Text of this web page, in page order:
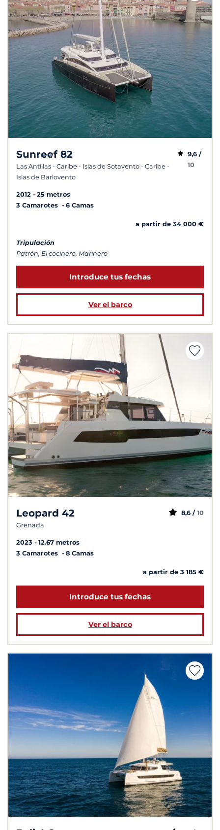
Sunreef 82
Las Antillas - Caribe - Islas de Sotavento - Caribe -
Islas de Barlovento
9,6 /
10
2012
25 metros
3 Camarotes
6 Camas
a partir de 34 000 €
Tripulación
Patrón, El cocinero, Marinero
Introduce tus fechas
Ver el barco
Leopard 42
Grenada
8,6 / 10
2023
12.67 metros
3 Camarotes
8 Camas
a partir de 3 185 €
Introduce tus fechas
Ver el barco